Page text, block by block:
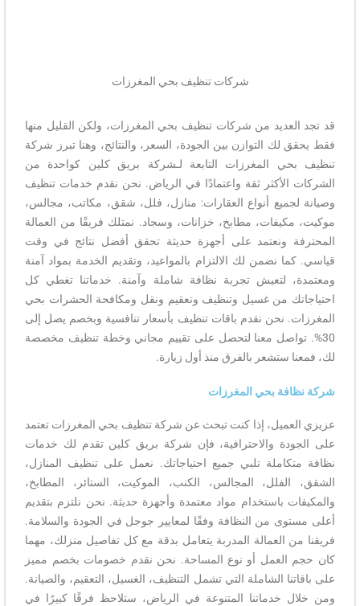
شركات تنظيف بحي المغرزات
قد تجد العديد من شركات تنظيف بحي المغرزات، ولكن القليل منها
فقط يحقق لك التوازن بين الجودة، السعر، والنتائج، وهنا تبرز شركة
تنظيف بحي المغرزات التابعة لـشركة بريق كلين كواحدة من
الشركات الأكثر ثقة واعتمادًا في الرياض. نحن نقدم خدمات تنظيف
وصيانة لجميع أنواع العقارات: منازل، فلل، شقق، مكاتب، مجالس،
موكيت، مكيفات، مطابخ، خزانات، وسجاد. نمتلك فريقًا من العمالة
المحترفة ونعتمد على أجهزة حديثة تحقق أفضل نتائج في وقت
قياسي. كما نضمن لك الالتزام بالمواعيد، وتقديم الخدمة بمواد آمنة
ومعتمدة، لتعيش تجربة نظافة شاملة وآمنة. خدماتنا تغطي كل
احتياجاتك من غسيل وتنظيف وتعقيم ونقل ومكافحة الحشرات بحي
المغرزات. نحن نقدم باقات تنظيف بأسعار تنافسية وبخصم يصل إلى
30%. تواصل معنا لتحصل على تقييم مجاني وخطة تنظيف مخصصة
لك، فمعنا ستشعر بالفرق منذ أول زيارة.
شركة نظافة بحي المغرزات
عزيزي العميل، إذا كنت تبحث عن شركة تنظيف بحي المغرزات تعتمد
على الجودة والاحترافية، فإن شركة بريق كلين تقدم لك خدمات
نظافة متكاملة تلبي جميع احتياجاتك. نعمل على تنظيف المنازل،
الشقق، الفلل، المجالس، الكنب، الموكيت، الستائر، المطابخ،
والمكيفات باستخدام مواد معتمدة وأجهزة حديثة. نحن نلتزم بتقديم
أعلى مستوى من النظافة وفقًا لمعايير جوجل في الجودة والسلامة.
فريقنا من العمالة المدربة يتعامل بدقة مع كل تفاصيل منزلك، مهما
كان حجم العمل أو نوع المساحة. نحن نقدم خصومات بخصم مميز
على باقاتنا الشاملة التي تشمل التنظيف، الغسيل، التعقيم، والصيانة.
ومن خلال خدماتنا المتنوعة في الرياض، ستلاحظ فرقًا كبيرًا في